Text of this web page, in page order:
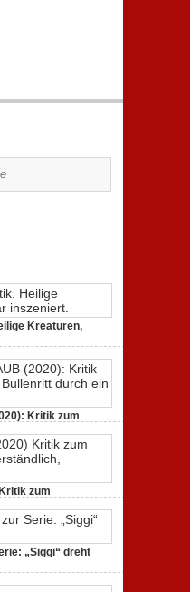
Kreaturen,
Kritik zum
zum
„Siggi“ dreht